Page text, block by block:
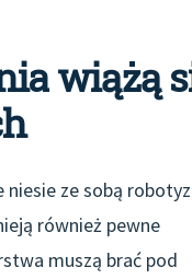
wiążą
ze sobą
również pewne
muszą brać pod